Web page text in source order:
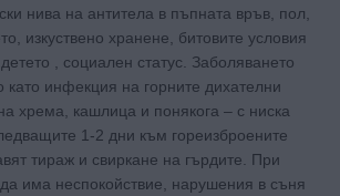
нива на антитела в пъпната връв, пол,
изкуствено хранене, битовите условия
, социален статус. Заболяването
като инфекция на горните дихателни
хрема, кашлица и понякога – с ниска
1-2 дни към гореизброените
тираж и свиркане на гърдите. При
има неспокойствие, нарушения в съня